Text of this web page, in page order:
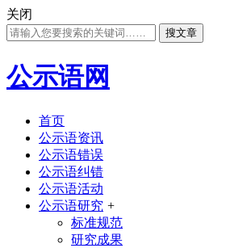
关闭
搜文章
公示语网
首页
公示语资讯
公示语错误
公示语纠错
公示语活动
公示语研究 +
标准规范
研究成果